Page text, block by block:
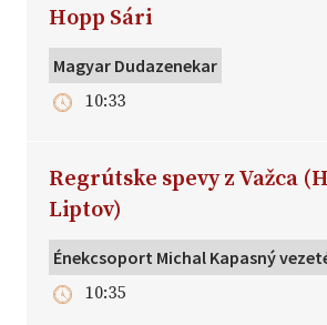
Hopp Sári
Magyar Dudazenekar
10:33
Regrútske spevy z Važca
Liptov)
Énekcsoport Michal Kapasný
10:35